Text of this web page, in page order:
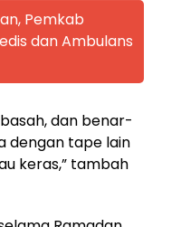
Pemkab
dan Ambulans
dan benar-
dengan tape lain
keras,” tambah